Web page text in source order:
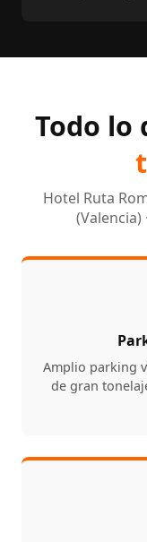
Todo lo
Hotel Ruta
(Valencia)
Amplio parking
de gran